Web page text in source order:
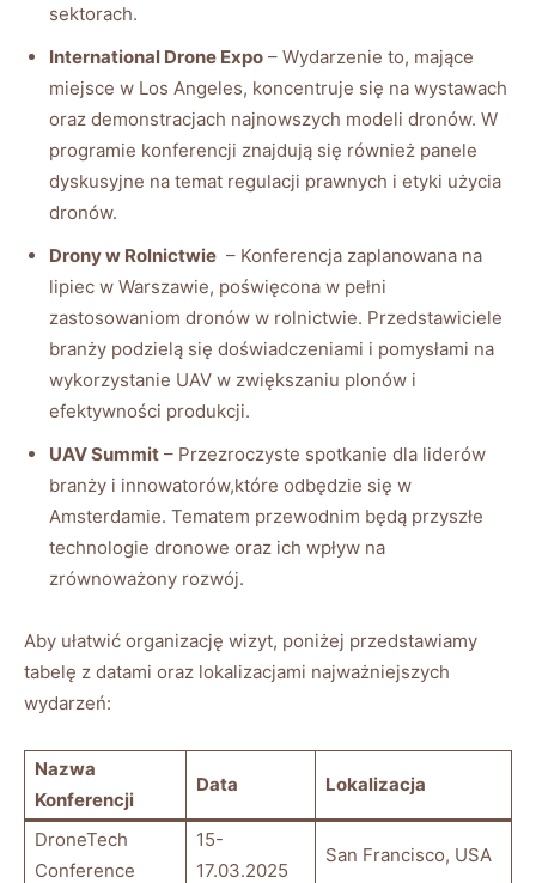
sektorach.
International Drone Expo – Wydarzenie to, mające
⁢miejsce w Los‌ Angeles, ‌koncentruje się na ‍wystawach‌
oraz ⁤demonstracjach⁤ najnowszych‍ modeli dronów. W
⁢programie konferencji znajdują się również ⁣panele
dyskusyjne na ⁤temat regulacji ​prawnych‍ i​ etyki​ użycia
dronów.
Drony w Rolnictwie ‍ – ⁢Konferencja zaplanowana na
lipiec w ⁣Warszawie, poświęcona ‌w pełni⁤
zastosowaniom⁢ dronów w rolnictwie. Przedstawiciele
branży podzielą⁢ się doświadczeniami i ⁣pomysłami na
wykorzystanie UAV w zwiększaniu plonów i⁢
efektywności ​produkcji.
UAV Summit – Przezroczyste ⁤spotkanie dla liderów
branży i innowatorów,które odbędzie się w
⁤Amsterdamie. Tematem​ przewodnim będą ‍przyszłe
technologie dronowe oraz ich wpływ na
zrównoważony rozwój.
Aby ułatwić organizację wizyt, ‍poniżej przedstawiamy
tabelę ⁢z datami​ oraz​ lokalizacjami najważniejszych
wydarzeń:
Nazwa
⁣Konferencji
Data Lokalizacja
DroneTech
⁢Conference
15-
17.03.2025
San Francisco, USA